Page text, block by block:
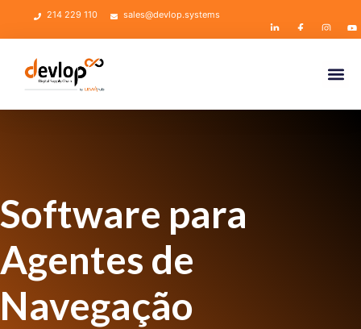
214 229 110 sales@devlop.systems
Software para
Agentes de
Navegação